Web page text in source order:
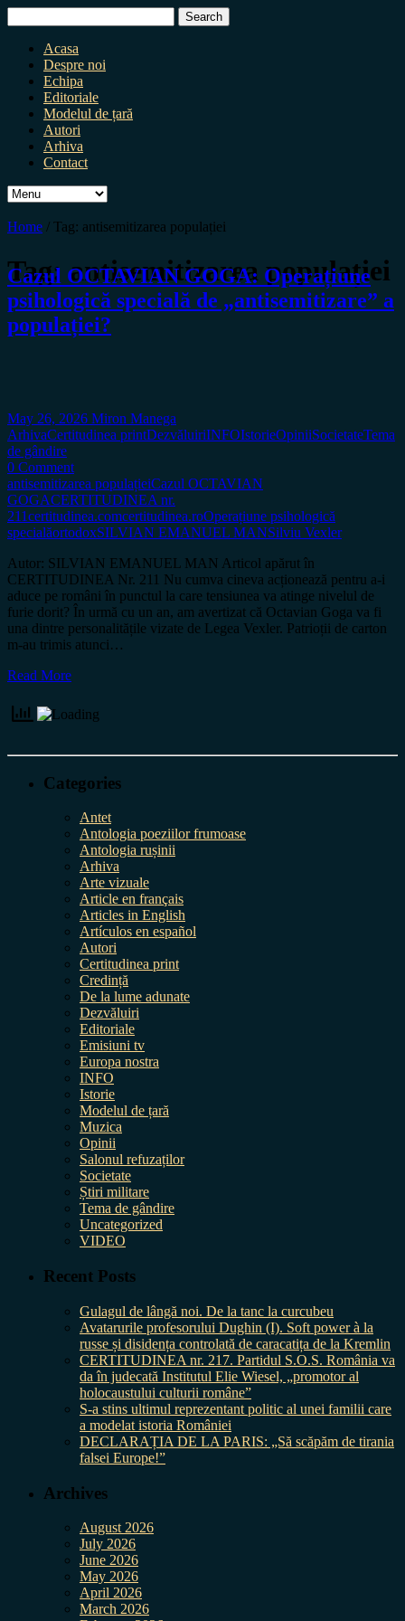
for:
Acasa
Despre noi
Echipa
Editoriale
Modelul de țară
Autori
Arhiva
Contact
Home / Tag: antisemitizarea populației
Tag:antisemitizarea populației
Cazul OCTAVIAN GOGA: Operațiune
psihologică specială de „antisemitizare” a
populației?
May 26, 2026 Miron Manega
ArhivaCertitudinea printDezvăluiriINFOIstorieOpiniiSocietateTema
de gândire
0 Comment
antisemitizarea populațieiCazul OCTAVIAN
GOGACERTITUDINEA nr.
211certitudinea.comcertitudinea.roOperațiune psihologică
specialăortodoxSILVIAN EMANUEL MANSilviu Vexler
Autor: SILVIAN EMANUEL MAN Articol apărut în
CERTITUDINEA Nr. 211 Nu cumva cineva acționează pentru a-i
aduce pe români în punctul la care tensiunea va atinge nivelul de
furie dorit? În urmă cu un an, am avertizat că Octavian Goga va fi
una dintre personalitățile vizate de Legea Vexler. Patrioții de carton
m-au trimis atunci…
Read More
Categories
Antet
Antologia poeziilor frumoase
Antologia rușinii
Arhiva
Arte vizuale
Article en français
Articles in English
Artículos en español
Autori
Certitudinea print
Credință
De la lume adunate
Dezvăluiri
Editoriale
Emisiuni tv
Europa nostra
INFO
Istorie
Modelul de țară
Muzica
Opinii
Salonul refuzaților
Societate
Știri militare
Tema de gândire
Uncategorized
VIDEO
Recent Posts
Gulagul de lângă noi. De la tanc la curcubeu
Avatarurile profesorului Dughin (I). Soft power à la
russe și disidența controlată de caracatița de la Kremlin
CERTITUDINEA nr. 217. Partidul S.O.S. România va
da în judecată Institutul Elie Wiesel, „promotor al
holocaustului culturii române”
S-a stins ultimul reprezentant politic al unei familii care
a modelat istoria României
DECLARAȚIA DE LA PARIS: „Să scăpăm de tirania
falsei Europe!”
Archives
August 2026
July 2026
June 2026
May 2026
April 2026
March 2026